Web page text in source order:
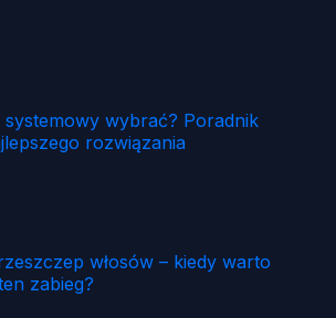
wybrać? Poradnik
rozwiązania
włosów – kiedy warto
zabieg?